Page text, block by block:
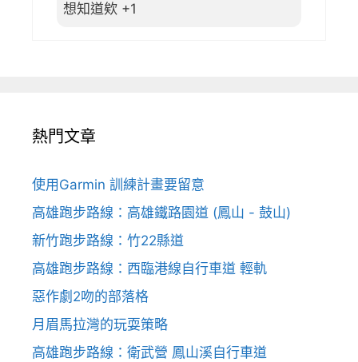
想知道欸 +1
熱門文章
使用Garmin 訓練計畫要留意
高雄跑步路線：高雄鐵路園道 (鳳山 - 鼓山)
新竹跑步路線：竹22縣道
高雄跑步路線：西臨港線自行車道 輕軌
惡作劇2吻的部落格
月眉馬拉灣的玩耍策略
高雄跑步路線：衛武營 鳳山溪自行車道